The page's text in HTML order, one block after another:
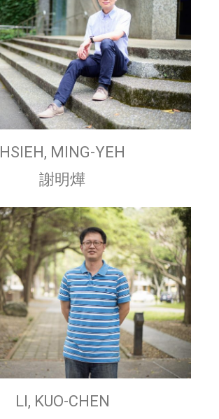
HSIEH, MING-YEH
謝明燁
LI, KUO-CHEN